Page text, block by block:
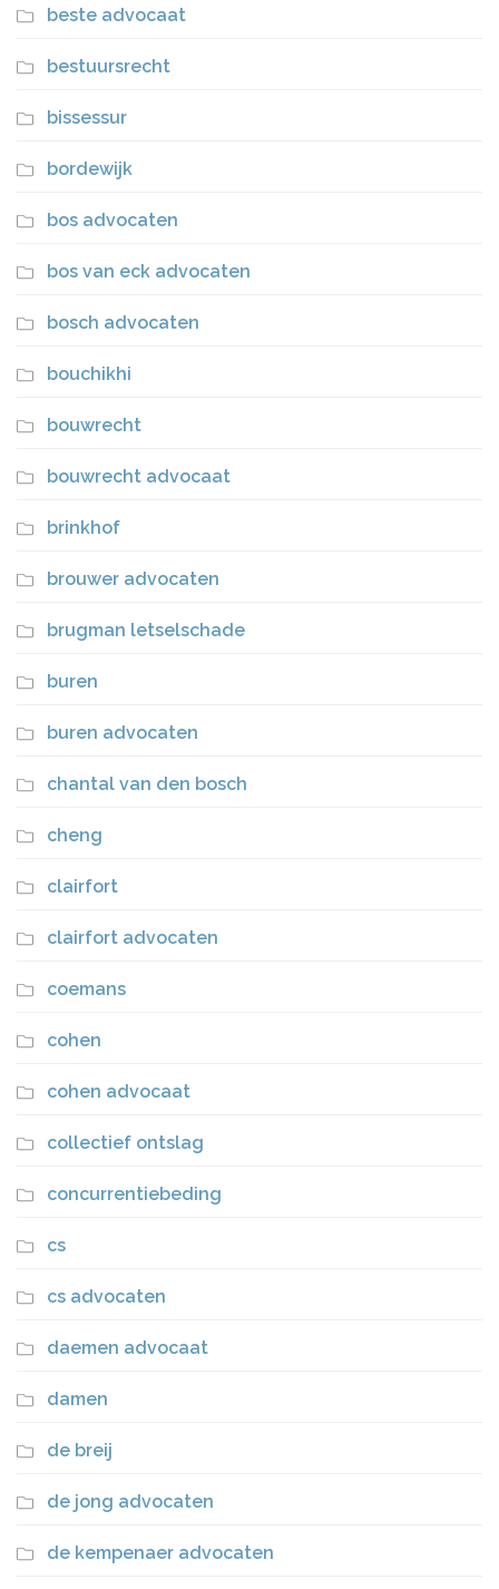
beste advocaat
bestuursrecht
bissessur
bordewijk
bos advocaten
bos van eck advocaten
bosch advocaten
bouchikhi
bouwrecht
bouwrecht advocaat
brinkhof
brouwer advocaten
brugman letselschade
buren
buren advocaten
chantal van den bosch
cheng
clairfort
clairfort advocaten
coemans
cohen
cohen advocaat
collectief ontslag
concurrentiebeding
cs
cs advocaten
daemen advocaat
damen
de breij
de jong advocaten
de kempenaer advocaten